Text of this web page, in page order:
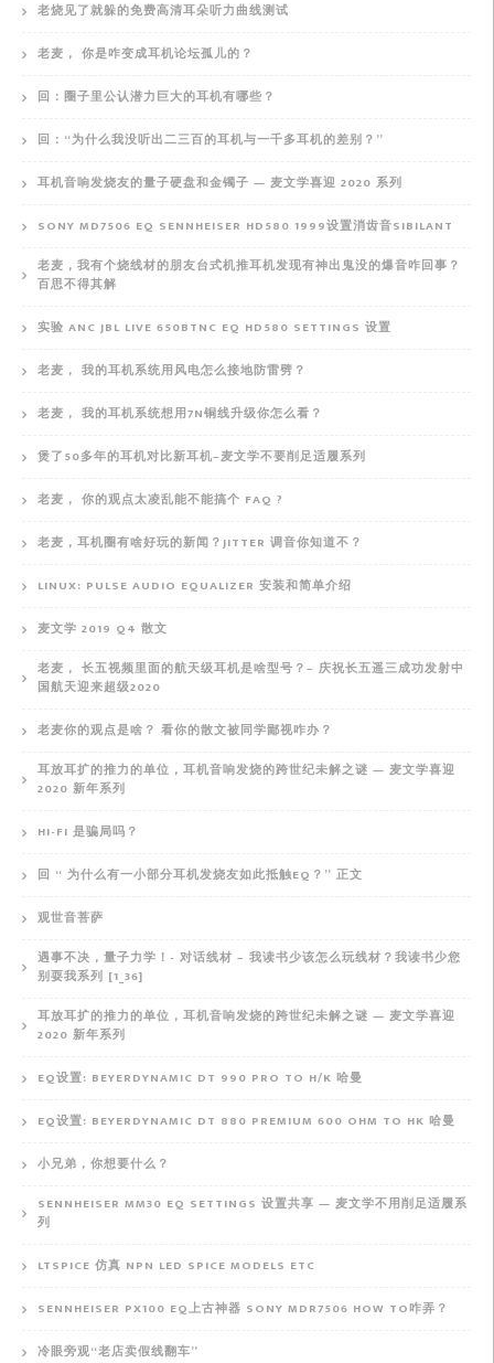
老烧见了就躲的免费高清耳朵听力曲线测试
老麦， 你是咋变成耳机论坛孤儿的？
回：圈子里公认潜力巨大的耳机有哪些？
回：“为什么我没听出二三百的耳机与一千多耳机的差别？”
耳机音响发烧友的量子硬盘和金镯子 — 麦文学喜迎 2020 系列
SONY MD7506 EQ SENNHEISER HD580 1999设置消齿音SIBILANT
老麦，我有个烧线材的朋友台式机推耳机发现有神出鬼没的爆音咋回事？
百思不得其解
实验 ANC JBL LIVE 650BTNC EQ HD580 SETTINGS 设置
老麦， 我的耳机系统用风电怎么接地防雷劈？
老麦， 我的耳机系统想用7N铜线升级你怎么看？
煲了50多年的耳机对比新耳机–麦文学不要削足适履系列
老麦， 你的观点太凌乱能不能搞个 FAQ ?
老麦，耳机圈有啥好玩的新闻？JITTER 调音你知道不？
LINUX: PULSE AUDIO EQUALIZER 安装和简单介绍
麦文学 2019 Q4 散文
老麦， 长五视频里面的航天级耳机是啥型号？– 庆祝长五遥三成功发射中
国航天迎来超级2020
老麦你的观点是啥？ 看你的散文被同学鄙视咋办？
耳放耳扩的推力的单位，耳机音响发烧的跨世纪未解之谜 — 麦文学喜迎
2020 新年系列
HI-FI 是骗局吗？
回 “ 为什么有一小部分耳机发烧友如此抵触EQ？” 正文
观世音菩萨
遇事不决，量子力学！- 对话线材 – 我读书少该怎么玩线材？我读书少您
别耍我系列 [1_36]
耳放耳扩的推力的单位，耳机音响发烧的跨世纪未解之谜 — 麦文学喜迎
2020 新年系列
EQ设置: BEYERDYNAMIC DT 990 PRO TO H/K 哈曼
EQ设置: BEYERDYNAMIC DT 880 PREMIUM 600 OHM TO HK 哈曼
小兄弟，你想要什么？
SENNHEISER MM30 EQ SETTINGS 设置共享 — 麦文学不用削足适履系
列
LTSPICE 仿真 NPN LED SPICE MODELS ETC
SENNHEISER PX100 EQ上古神器 SONY MDR7506 HOW TO咋弄？
冷眼旁观“老店卖假线翻车”